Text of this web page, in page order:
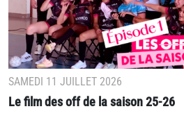
SAMEDI 11 JUILLET 2026
Le film des off de la saison 25-26